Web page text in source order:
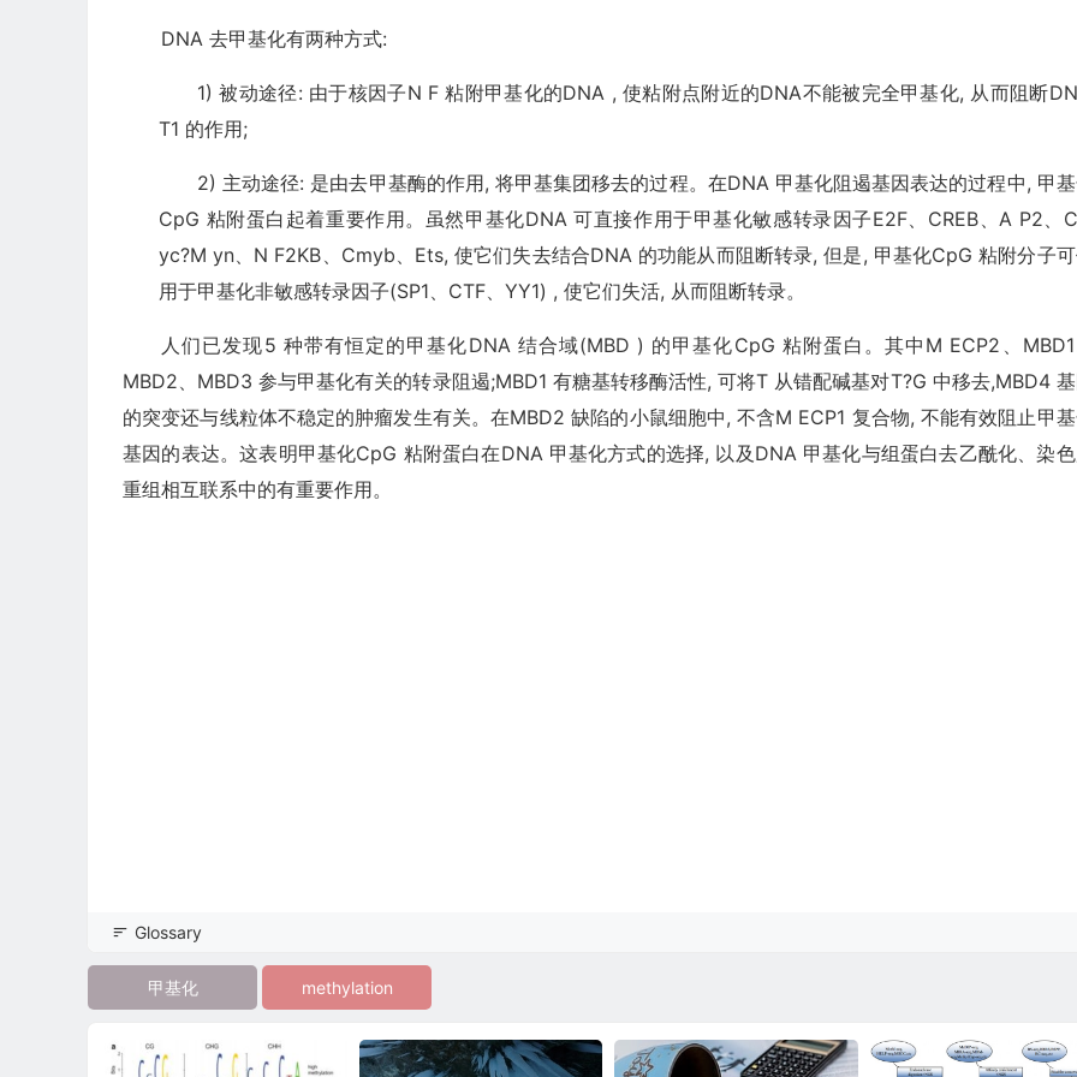
DNA 去甲基化有两种方式:
1) 被动途径: 由于核因子N F 粘附甲基化的DNA , 使粘附点附近的DNA不能被完全甲基化, 从而阻断
T1 的作用;
2) 主动途径: 是由去甲基酶的作用, 将甲基集团移去的过程。在DNA 甲基化阻遏基因表达的过程中, 甲
CpG 粘附蛋白起着重要作用。虽然甲基化DNA 可直接作用于甲基化敏感转录因子E2F、CREB、A P2、
yc?M yn、N F2KB、Cmyb、Ets, 使它们失去结合DNA 的功能从而阻断转录, 但是, 甲基化CpG 粘附分子
用于甲基化非敏感转录因子(SP1、CTF、YY1) , 使它们失活, 从而阻断转录。
人们已发现5 种带有恒定的甲基化DNA 结合域(MBD ) 的甲基化CpG 粘附蛋白。其中M ECP2、MBD1
MBD2、MBD3 参与甲基化有关的转录阻遏;MBD1 有糖基转移酶活性, 可将T 从错配碱基对T?G 中移去,MBD4
的突变还与线粒体不稳定的肿瘤发生有关。在MBD2 缺陷的小鼠细胞中, 不含M ECP1 复合物, 不能有效阻止甲
基因的表达。这表明甲基化CpG 粘附蛋白在DNA 甲基化方式的选择, 以及DNA 甲基化与组蛋白去乙酰化、染
重组相互联系中的有重要作用。
Glossary
甲基化 methylation